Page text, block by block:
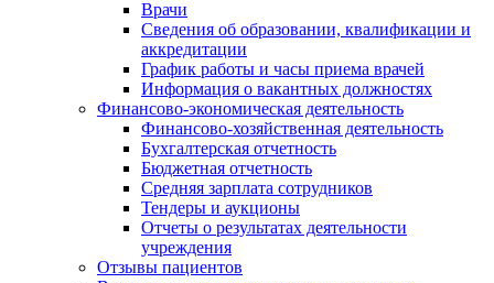
Врачи
Сведения об образовании, квалификации и
аккредитации
График работы и часы приема врачей
Информация о вакантных должностях
Финансово-экономическая деятельность
Финансово-хозяйственная деятельность
Бухгалтерская отчетность
Бюджетная отчетность
Средняя зарплата сотрудников
Тендеры и аукционы
Отчеты о результатах деятельности
учреждения
Отзывы пациентов